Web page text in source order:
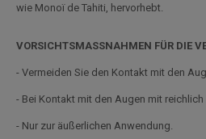
wie Monoï de Tahiti, hervorhebt.
VORSICHTSMASSNAHMEN FÜR DIE
- Vermeiden Sie den Kontakt mit den
- Bei Kontakt mit den Augen mit
- Nur zur äußerlichen Anwendung.